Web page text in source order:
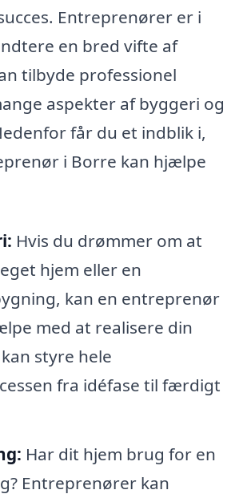
Entreprenører er i
en bred vifte af
tilbyde professionel
aspekter af byggeri og
får du et indblik i,
i Borre kan hjælpe
Hvis du drømmer om at
hjem eller en
kan en entreprenør
med at realisere din
styre hele
fra idéfase til færdigt
Har dit hjem brug for en
Entreprenører kan